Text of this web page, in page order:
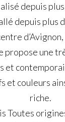
depuis
depuis plus
propose une
et
et couleurs
riche.
Toutes